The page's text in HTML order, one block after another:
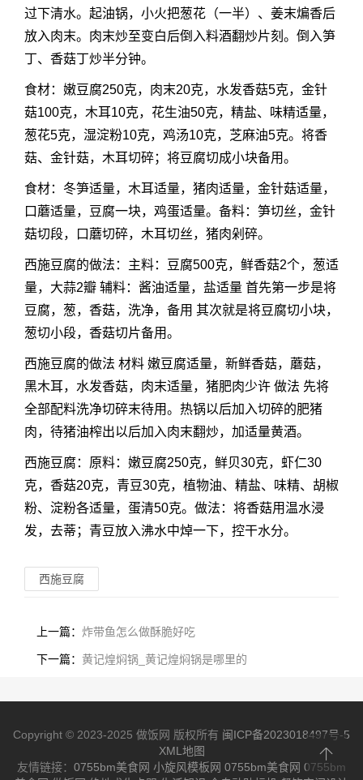
过下清水。起油锅，小火把葱花（一半）、姜末煸香后
放入肉末。肉末炒至变白后倒入料酒翻炒片刻。倒入笋
丁、香菇丁炒半分钟。
食材：嫩豆腐250克，肉末20克，水发香菇5克，金针
菇100克，木耳10克，花生油50克，精盐、味精适量，
葱花5克，湿淀粉10克，鸡汤10克，芝麻油5克。将香
菇、金针菇，木耳切碎；将豆腐切成小块备用。
食材：冬笋适量，木耳适量，猪肉适量，金针菇适量，
口蘑适量，豆腐一块，鸡蛋适量。备料：笋切丝，金针
菇切段，口蘑切碎，木耳切丝，猪肉剁碎。
西施豆腐的做法：主料：豆腐500克，鲜香菇2个，葱适
量，大蒜2瓣 辅料：酱油适量，盐适量 首先第一步是将
豆腐，葱，香菇，洗净，备用 其次就是将豆腐切小块，
葱切小段，香菇切片备用。
西施豆腐的做法 材料 嫩豆腐适量，新鲜香菇，蘑菇，
黑木耳，水发香菇，肉末适量，猪肥肉少许 做法 先将
全部配料洗净切碎末待用。热锅以后加入切碎的肥猪
肉，待猪油榨出以后加入肉末翻炒，加适量黄酒。
西施豆腐：原料：嫩豆腐250克，鲜贝30克，虾仁30
克，香菇20克，青豆30克，植物油、精盐、味精、胡椒
粉、淀粉各适量，蛋清50克。做法：将香菇用温水浸
发，去蒂；青豆放入沸水中焯一下，控干水分。
西施豆腐
上一篇： 炸带鱼怎么做酥脆好吃
下一篇： 黄记煌焖锅_黄记煌焖锅是哪里的
Copyright © 2023-2025 做饭网 版权所有 闽ICP备2023018497号-5
XML地图
友情链接： 0755bm美食网 小旋风模板网 0755bm美食网 0755bm